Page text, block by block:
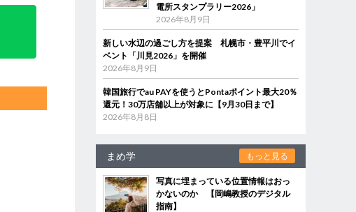
電所スタンプラリー2026」
2026年8月9日
新しい水辺の過ごし方を提案 札幌市・豊平川でイ
ベント「川見2026」を開催
2026年8月9日
韓国旅行でau PAYを使うとPontaポイント最大20％
還元！30万店舗以上が対象に【9月30日まで】
2026年8月8日
まめ学 もっと見る
写真に埋まっている位置情報はおっ
かないのか 【岡嶋教授のデジタル
指南】